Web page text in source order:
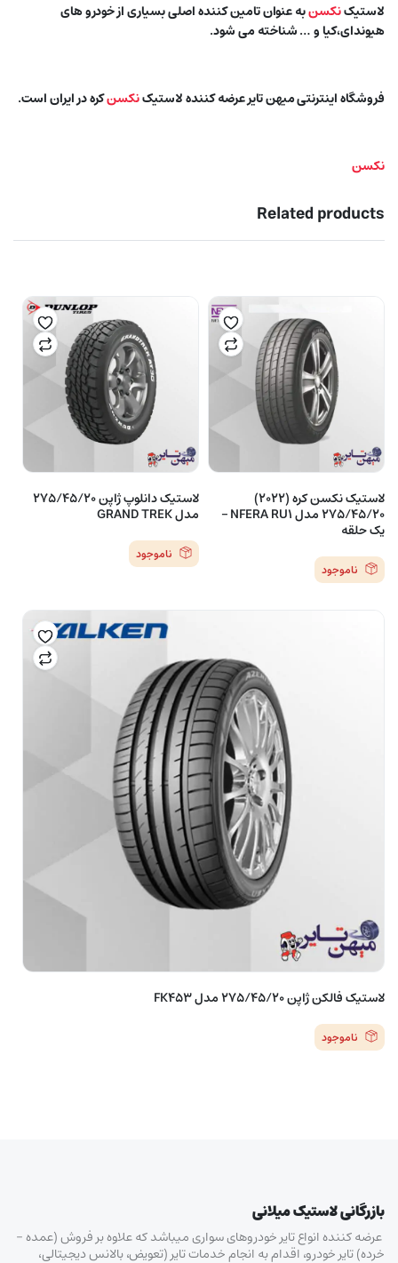
لاستیکنکسنبه عنوان تامین کننده اصلی بسیاری از خودرو های
هیوندای،کیا و … شناخته می شود.
فروشگاه اینترنتی میهن تایر عرضه کننده لاستیکنکسنکره در ایران است.
نکسن
Related products
لاستیک نکسن کره (2022)
275/45/20 مدل NFERA RU1 –
یک حلقه
ناموجود
لاستیک دانلوپ ژاپن 275/45/20
مدل GRAND TREK
ناموجود
لاستیک فالکن ژاپن 275/45/20 مدل FK453
ناموجود
بازرگانی لاستیک میلانی
عرضه کننده انواع تایر خودروهای سواری میباشد که علاوه بر فروش (عمده –
خرده‌) تایر خودرو، اقدام به انجام خدمات تایر (تعویض، بالانس دیجیتالی،